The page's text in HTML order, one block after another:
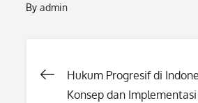
Byadmin
Post
Hukum Progresif di
Konsep dan Implementasi